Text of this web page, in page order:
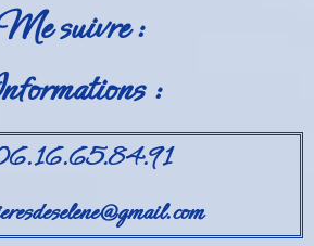
suivre :
: